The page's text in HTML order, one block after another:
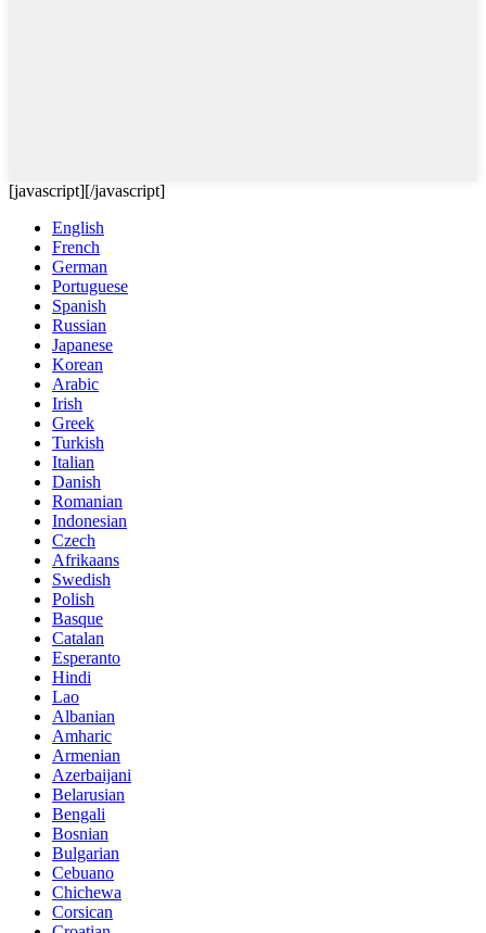
[javascript][/javascript]
English
French
German
Portuguese
Spanish
Russian
Japanese
Korean
Arabic
Irish
Greek
Turkish
Italian
Danish
Romanian
Indonesian
Czech
Afrikaans
Swedish
Polish
Basque
Catalan
Esperanto
Hindi
Lao
Albanian
Amharic
Armenian
Azerbaijani
Belarusian
Bengali
Bosnian
Bulgarian
Cebuano
Chichewa
Corsican